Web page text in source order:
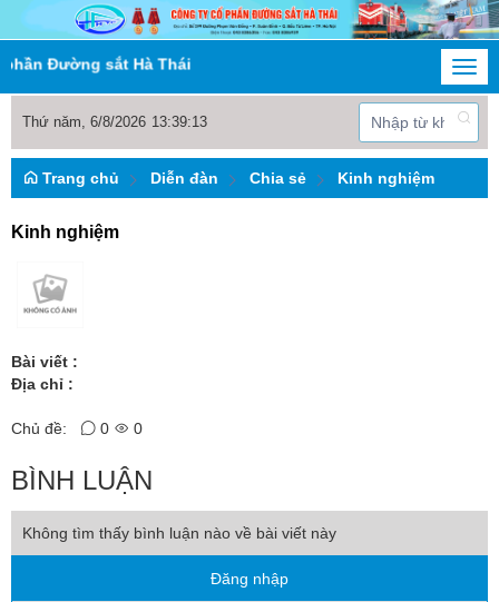
Đường sắt Hà Thái
Thứ năm, 6/8/2026 13:39:13
Trang chủ Diễn đàn Chia sẻ Kinh nghiệm
Kinh nghiệm
Bài viết :
Địa chỉ :
Chủ đề: 0 0
BÌNH LUẬN
Không tìm thấy bình luận nào về bài viết này
Đăng nhập